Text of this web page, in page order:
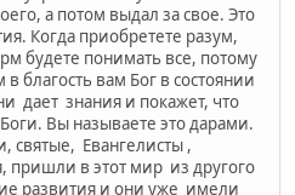
а потом выдал за свое. Это
Когда приобретете разум,
будете понимать все, потому
благость вам Бог в состоянии
дает знания и покажет, что
Вы называете это дарами.
святые, Евангелисты ,
пришли в этот мир из другого
развития и они уже имели